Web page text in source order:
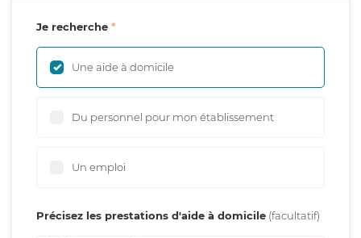
Je recherche
Une aide à domicile
Du personnel pour mon établissement
Un emploi
Précisez les prestations d'aide à domicile